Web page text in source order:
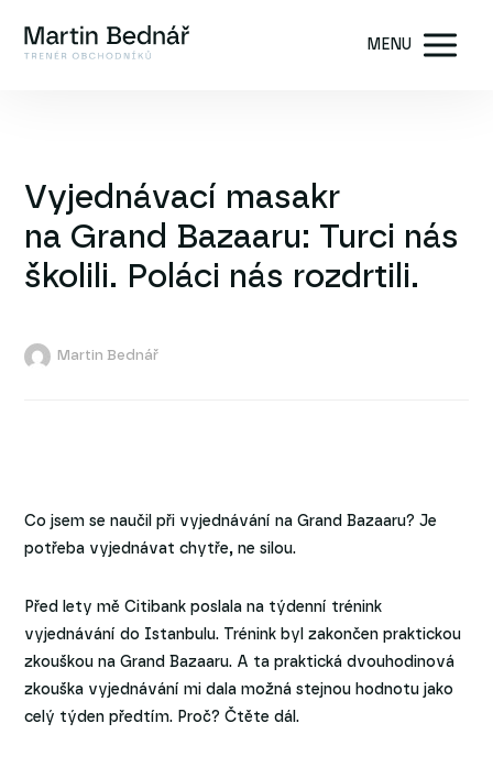
MENU
Vyjednávací masakr
na Grand Bazaaru: Turci nás
školili. Poláci nás rozdrtili.
Martin Bednář
Co jsem se naučil při vyjednávání na Grand Bazaaru? Je
potřeba vyjednávat chytře, ne silou.
Před lety mě Citibank poslala na týdenní trénink
vyjednávání do Istanbulu. Trénink byl zakončen praktickou
zkouškou na Grand Bazaaru. A ta praktická dvouhodinová
zkouška vyjednávání mi dala možná stejnou hodnotu jako
celý týden předtím. Proč? Čtěte dál.